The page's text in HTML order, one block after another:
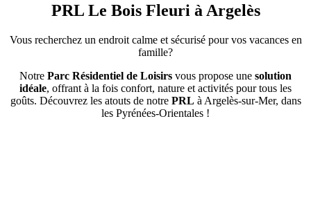
PRL Le Bois Fleuri à Argelès
Vous recherchez un endroit calme et sécurisé pour vos vacances en
famille?
Notre Parc Résidentiel de Loisirs vous propose une solution
idéale, offrant à la fois confort, nature et activités pour tous les
goûts. Découvrez les atouts de notre PRL à Argelès-sur-Mer, dans
les Pyrénées-Orientales !